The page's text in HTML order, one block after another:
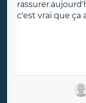
c'est vrai que ça